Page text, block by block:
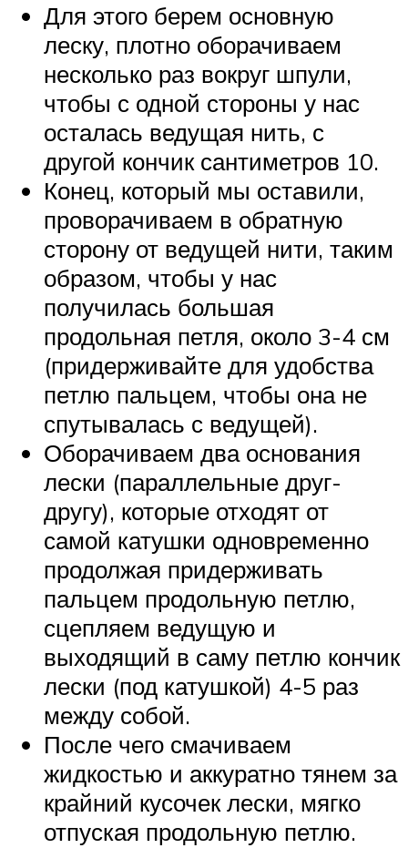
Для этого берем основную
леску, плотно оборачиваем
несколько раз вокруг шпули,
чтобы с одной стороны у нас
осталась ведущая нить, с
другой кончик сантиметров 10.
Конец, который мы оставили,
проворачиваем в обратную
сторону от ведущей нити, таким
образом, чтобы у нас
получилась большая
продольная петля, около 3-4 см
(придерживайте для удобства
петлю пальцем, чтобы она не
спутывалась с ведущей).
Оборачиваем два основания
лески (параллельные друг-
другу), которые отходят от
самой катушки одновременно
продолжая придерживать
пальцем продольную петлю,
сцепляем ведущую и
выходящий в саму петлю кончик
лески (под катушкой) 4-5 раз
между собой.
После чего смачиваем
жидкостью и аккуратно тянем за
крайний кусочек лески, мягко
отпуская продольную петлю.